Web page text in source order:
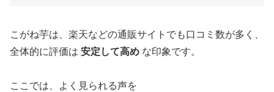
こがね芋は、楽天などの通販サイトでも口コミ数が多く、
全体的に評価は 安定して高め な印象です。
ここでは、よく見られる声を